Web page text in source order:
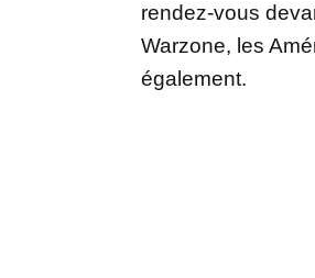
rendez-vous
Warzone, les
également.